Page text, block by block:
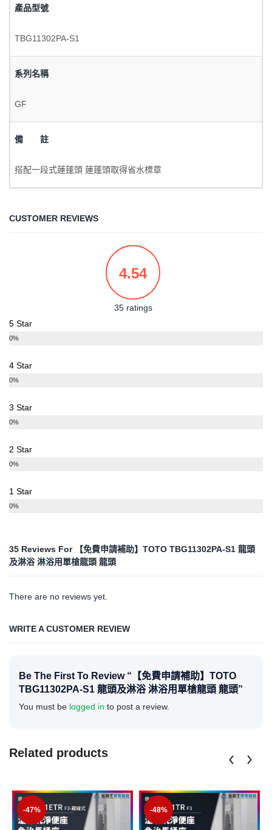
產品型號
TBG11302PA-S1
系列名稱
GF
備 註
搭配一段式蓮蓬頭 蓮蓬頭取得省水標章
CUSTOMER REVIEWS
4.54
35 ratings
5 Star
0%
4 Star
0%
3 Star
0%
2 Star
0%
1 Star
0%
35 Reviews For
【免費申請補助】TOTO TBG11302PA-S1 龍頭
及淋浴 淋浴用單槍龍頭 龍頭
There are no reviews yet.
WRITE A CUSTOMER REVIEW
Be The First To Review “【免費申請補助】TOTO
TBG11302PA-S1 龍頭及淋浴 淋浴用單槍龍頭 龍頭”
You must be logged in to post a review.
Related products
-47% -48%